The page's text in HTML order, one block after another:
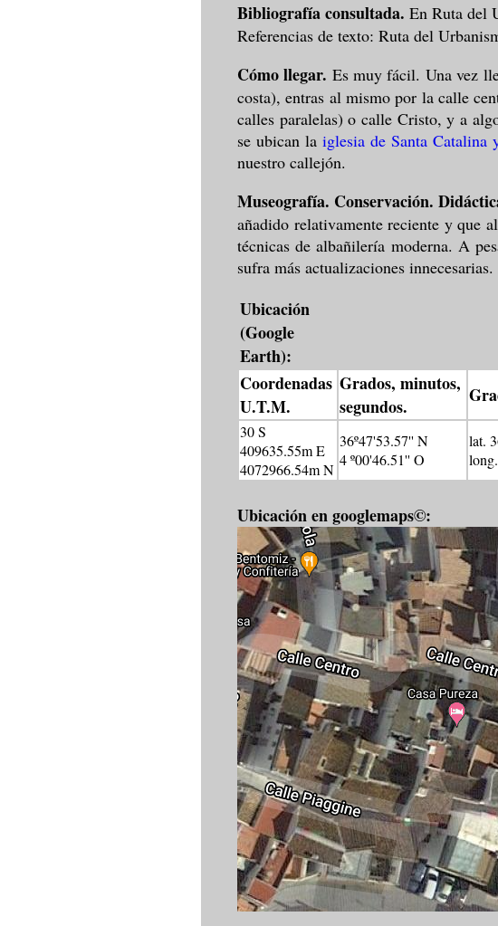
Bibliografía consultada. En Ruta del
Referencias de texto: Ruta del
Cómo llegar. Es muy fácil. Una vez
costa), entras al mismo por la calle
calles paralelas) o calle Cristo, y a
se ubican la iglesia de Santa Catalina
nuestro callejón.
Museografía. Conservación.
añadido relativamente reciente y que
técnicas de albañilería moderna. A
sufra más actualizaciones innecesarias.
Ubicación
(Google
Earth):
Coordenadas
U.T.M.
Grados, minutos,
segundos.
30 S
409635.55m E
4072966.54m N
36º47'53.57'' N
4 º00'46.51'' O
lat.
Ubicación en googlemaps©: